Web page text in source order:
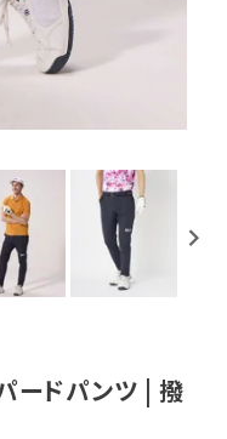
ードパンツ | 撥